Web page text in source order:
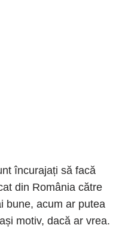
încurajați să facă
din România către
bune, acum ar putea
motiv, dacă ar vrea.